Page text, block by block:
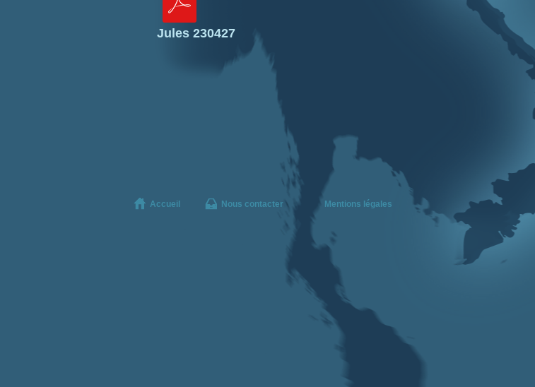
Jules 230427
Accueil Nous contacter Mentions légales